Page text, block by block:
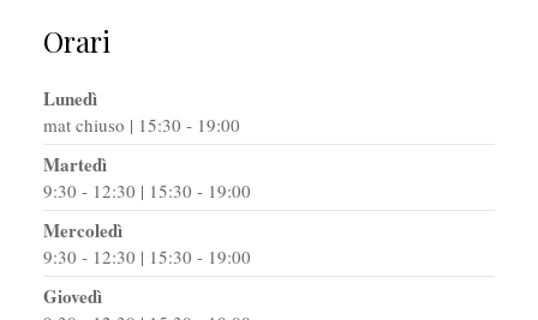
Orari
Lunedì
mat chiuso | 15:30 - 19:00
Martedì
9:30 - 12:30 | 15:30 - 19:00
Mercoledì
9:30 - 12:30 | 15:30 - 19:00
Giovedì